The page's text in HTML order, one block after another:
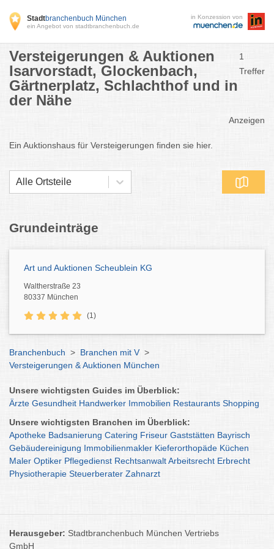
Stadtbranchenbuch München
ein Angebot von stadtbranchenbuch.de
in Konzession von
Versteigerungen & Auktionen
Isarvorstadt, Glockenbach,
Gärtnerplatz, Schlachthof und in
der Nähe
1
Treffer
Anzeigen
Ein Auktionshaus für Versteigerungen finden sie hier.
Alle Ortsteile
Grundeinträge
Art und Auktionen Scheublein KG
Waltherstraße 23
80337 München
(1)
Branchenbuch > Branchen mit V >
Versteigerungen & Auktionen München
Unsere wichtigsten Guides im Überblick:
Ärzte Gesundheit Handwerker Immobilien Restaurants Shopping
Unsere wichtigsten Branchen im Überblick:
Apotheke Badsanierung Catering Friseur Gaststätten Bayrisch
Gebäudereinigung Immobilienmakler Kieferorthopäde Küchen
Maler Optiker Pflegedienst RechtsanwaltArbeitsrecht Erbrecht
Physiotherapie Steuerberater Zahnarzt
Herausgeber: Stadtbranchenbuch München Vertriebs
GmbH